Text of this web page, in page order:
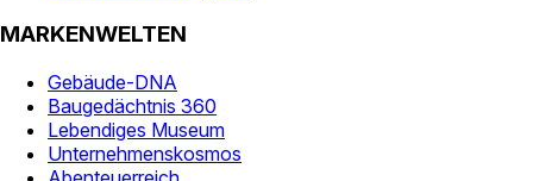
MARKENWELTEN
Gebäude-DNA
Baugedächtnis 360
Lebendiges Museum
Unternehmenskosmos